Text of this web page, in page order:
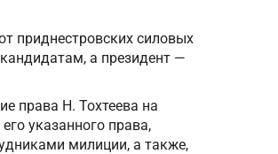
приднестровских силовых
а президент —
права Н. Тохтеева на
указанного права,
милиции, а также,